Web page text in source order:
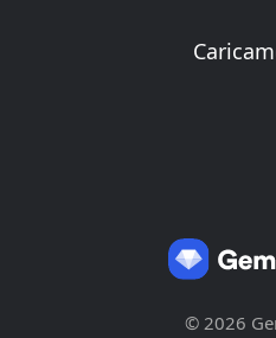
© 2026